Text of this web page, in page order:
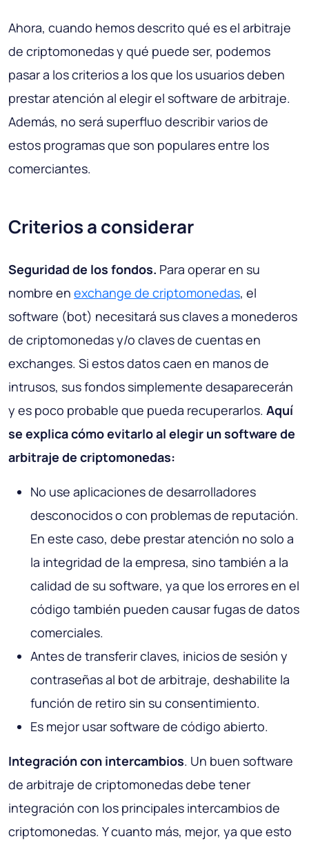
Ahora, cuando hemos descrito qué es el arbitraje
de criptomonedas y qué puede ser, podemos
pasar a los criterios a los que los usuarios deben
prestar atención al elegir el software de arbitraje.
Además, no será superfluo describir varios de
estos programas que son populares entre los
comerciantes.
Criterios a considerar
Seguridad de los fondos. Para operar en su
nombre en exchange de criptomonedas, el
software (bot) necesitará sus claves a monederos
de criptomonedas y/o claves de cuentas en
exchanges. Si estos datos caen en manos de
intrusos, sus fondos simplemente desaparecerán
y es poco probable que pueda recuperarlos. Aquí
se explica cómo evitarlo al elegir un software de
arbitraje de criptomonedas:
No use aplicaciones de desarrolladores
desconocidos o con problemas de reputación.
En este caso, debe prestar atención no solo a
la integridad de la empresa, sino también a la
calidad de su software, ya que los errores en el
código también pueden causar fugas de datos
comerciales.
Antes de transferir claves, inicios de sesión y
contraseñas al bot de arbitraje, deshabilite la
función de retiro sin su consentimiento.
Es mejor usar software de código abierto.
Integración con intercambios. Un buen software
de arbitraje de criptomonedas debe tener
integración con los principales intercambios de
criptomonedas. Y cuanto más, mejor, ya que esto